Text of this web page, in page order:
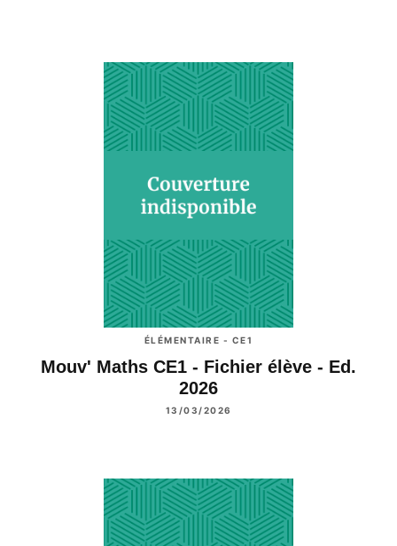
ÉLÉMENTAIRE - CE1
Mouv' Maths CE1 - Fichier élève - Ed.
2026
13/03/2026